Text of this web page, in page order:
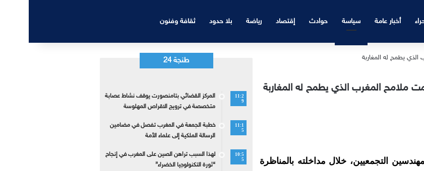
أخبار عامة سياسة حوادث إقتصاد رياضة بلا حدود ثقافة وفنون
ملامح المغرب الذي يطمح له المغاربة
التجمعيين، خلال مداخلته بالمناظرة
طنجة 24
11:2
9
المركز القضائي بتامنصورت يوقف نشاط عصابة
متخصصة في ترويج الاقراص المهلوسة
11:1
5
خطبة الجمعة في المغرب تفصل في مضامين
الرسالة الملكية إلى علماء الأمة
10:5
5
لهذا السبب تراهن الصين على المغرب في إنجاح
“ثورة التكنولوجيا الخضراء”